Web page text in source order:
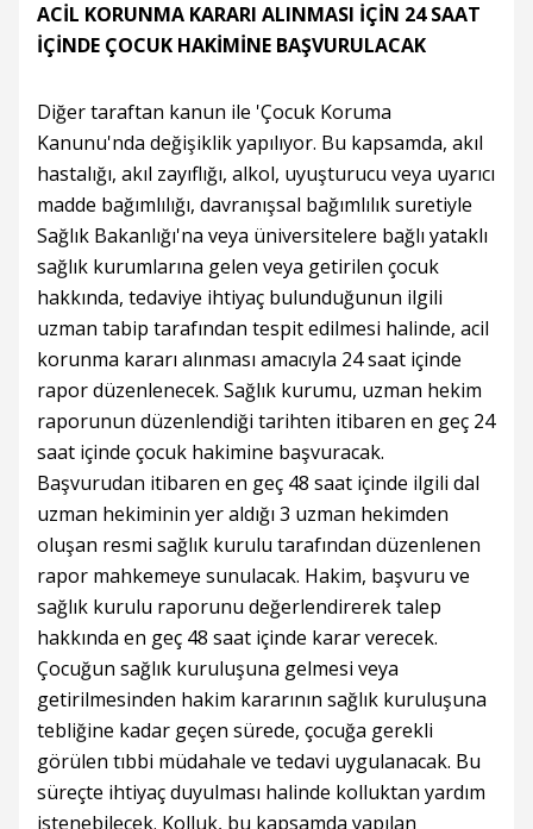
ACİL KORUNMA KARARI ALINMASI İÇİN 24 SAAT
İÇİNDE ÇOCUK HAKİMİNE BAŞVURULACAK
Diğer taraftan kanun ile 'Çocuk Koruma
Kanunu'nda değişiklik yapılıyor. Bu kapsamda, akıl
hastalığı, akıl zayıflığı, alkol, uyuşturucu veya uyarıcı
madde bağımlılığı, davranışsal bağımlılık suretiyle
Sağlık Bakanlığı'na veya üniversitelere bağlı yataklı
sağlık kurumlarına gelen veya getirilen çocuk
hakkında, tedaviye ihtiyaç bulunduğunun ilgili
uzman tabip tarafından tespit edilmesi halinde, acil
korunma kararı alınması amacıyla 24 saat içinde
rapor düzenlenecek. Sağlık kurumu, uzman hekim
raporunun düzenlendiği tarihten itibaren en geç 24
saat içinde çocuk hakimine başvuracak.
Başvurudan itibaren en geç 48 saat içinde ilgili dal
uzman hekiminin yer aldığı 3 uzman hekimden
oluşan resmi sağlık kurulu tarafından düzenlenen
rapor mahkemeye sunulacak. Hakim, başvuru ve
sağlık kurulu raporunu değerlendirerek talep
hakkında en geç 48 saat içinde karar verecek.
Çocuğun sağlık kuruluşuna gelmesi veya
getirilmesinden hakim kararının sağlık kuruluşuna
tebliğine kadar geçen sürede, çocuğa gerekli
görülen tıbbi müdahale ve tedavi uygulanacak. Bu
süreçte ihtiyaç duyulması halinde kolluktan yardım
istenebilecek. Kolluk, bu kapsamda yapılan